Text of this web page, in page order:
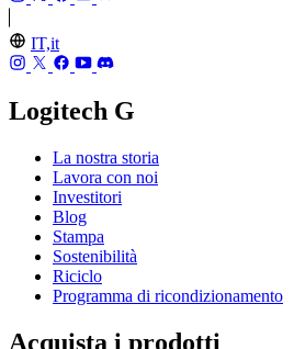
IT,it
Logitech G
La nostra storia
Lavora con noi
Investitori
Blog
Stampa
Sostenibilità
Riciclo
Programma di ricondizionamento
Acquista i prodotti